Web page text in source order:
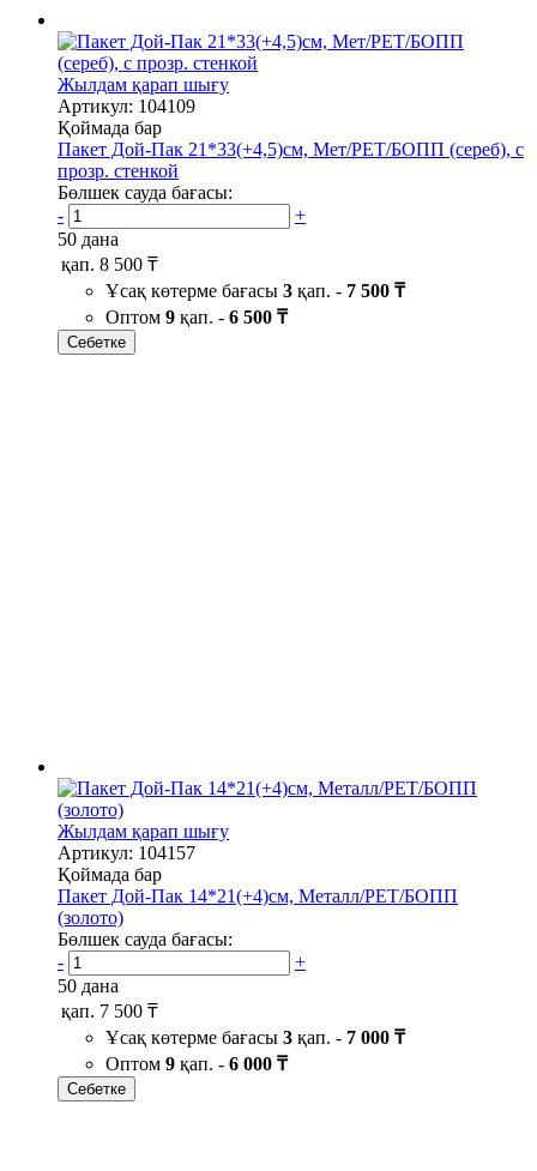
Жылдам қарап шығу
Артикул: 104109
Қоймада бар
Пакет Дой-Пак 21*33(+4,5)см, Мет/PET/БОПП (сереб), с
прозр. стенкой
Бөлшек сауда бағасы:
-
+
50 дана
қап. 8 500 ₸
Ұсақ көтерме бағасы 3 қап. - 7 500 ₸
Оптом 9 қап. - 6 500 ₸
Себетке
Жылдам қарап шығу
Артикул: 104157
Қоймада бар
Пакет Дой-Пак 14*21(+4)см, Металл/PET/БОПП
(золото)
Бөлшек сауда бағасы:
-
+
50 дана
қап. 7 500 ₸
Ұсақ көтерме бағасы 3 қап. - 7 000 ₸
Оптом 9 қап. - 6 000 ₸
Себетке